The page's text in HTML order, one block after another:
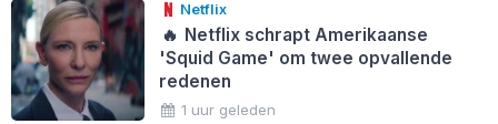
Netflix
🔥 Netflix schrapt Amerikaanse
'Squid Game' om twee opvallende
redenen
1 uur geleden